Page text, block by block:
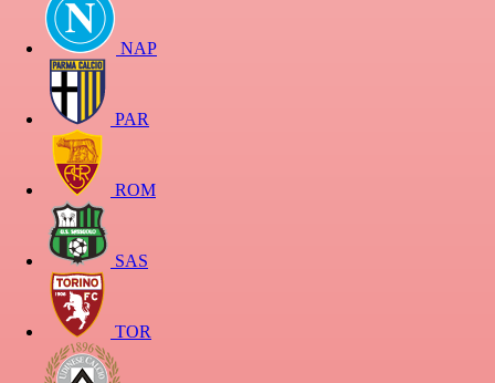
NAP
PAR
ROM
SAS
TOR